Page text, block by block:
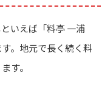
いえば「料亭 一浦
。地元で長く続く料
す。